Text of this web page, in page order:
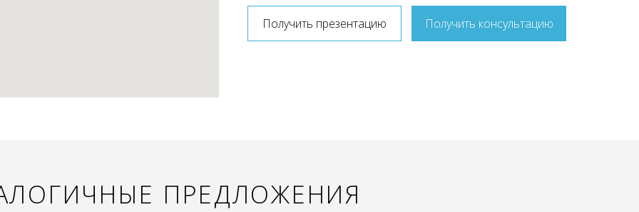
Получить презентацию Получить консультацию
ПРЕДЛОЖЕНИЯ